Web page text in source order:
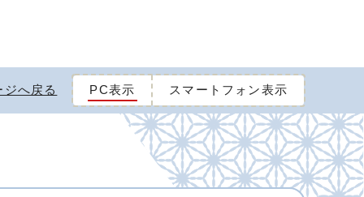
ジへ戻る PC表示 スマートフォン表示